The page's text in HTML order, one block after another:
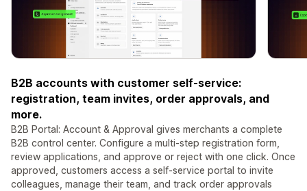
B2B accounts with customer self-service:
registration, team invites, order approvals, and
more.
B2B Portal: Account & Approval gives merchants a complete
B2B control center. Configure a multi-step registration form,
review applications, and approve or reject with one click. Once
approved, customers access a self-service portal to invite
colleagues, manage their team, and track order approvals